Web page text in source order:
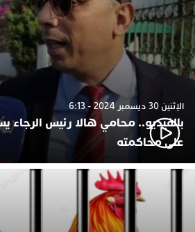
الإثنين 30 ديسمبر 2024 - 6:13
بالفيديو.. محامي هالا رئيس الرجاء
على محاكمته